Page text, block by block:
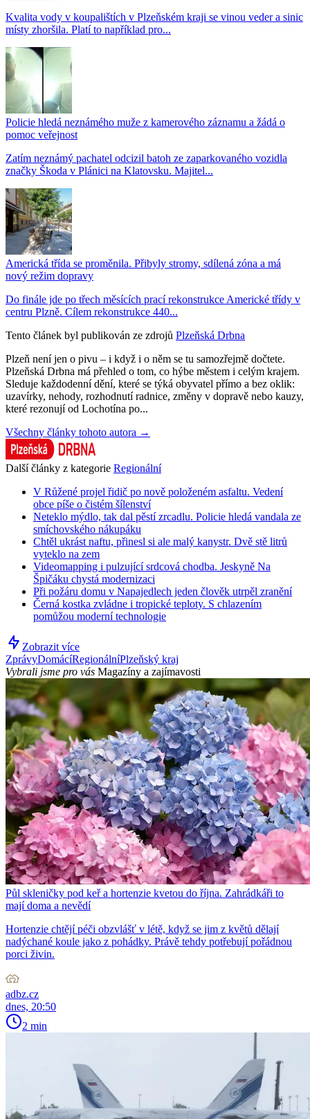
Kvalita vody v koupalištích v Plzeňském kraji se vinou veder a sinic
místy zhoršila. Platí to například pro...
Policie hledá neznámého muže z kamerového záznamu a žádá o
pomoc veřejnost
Zatím neznámý pachatel odcizil batoh ze zaparkovaného vozidla
značky Škoda v Plánici na Klatovsku. Majitel...
Americká třída se proměnila. Přibyly stromy, sdílená zóna a má
nový režim dopravy
Do finále jde po třech měsících prací rekonstrukce Americké třídy v
centru Plzně. Cílem rekonstrukce 440...
Tento článek byl publikován ze zdrojů Plzeňská Drbna
Plzeň není jen o pivu – i když i o něm se tu samozřejmě dočtete.
Plzeňská Drbna má přehled o tom, co hýbe městem i celým krajem.
Sleduje každodenní dění, které se týká obyvatel přímo a bez oklik:
uzavírky, nehody, rozhodnutí radnice, změny v dopravě nebo kauzy,
které rezonují od Lochotína po...
Všechny články tohoto autora →
Další články z kategorie Regionální
V Růžené projel řidič po nově položeném asfaltu. Vedení
obce píše o čistém šílenství
Neteklo mýdlo, tak dal pěstí zrcadlu. Policie hledá vandala ze
smíchovského nákupáku
Chtěl ukrást naftu, přinesl si ale malý kanystr. Dvě stě litrů
vyteklo na zem
Videomapping i pulzující srdcová chodba. Jeskyně Na
Špičáku chystá modernizaci
Při požáru domu v Napajedlech jeden člověk utrpěl zranění
Černá kostka zvládne i tropické teploty. S chlazením
pomůžou moderní technologie
Zobrazit více
ZprávyDomácíRegionálníPlzeňský kraj
Vybrali jsme pro vás Magazíny a zajímavosti
Půl skleničky pod keř a hortenzie kvetou do října. Zahrádkáři to
mají doma a nevědí
Hortenzie chtějí péči obzvlášť v létě, když se jim z květů dělají
nadýchané koule jako z pohádky. Právě tehdy potřebují pořádnou
porci živin.
adbz.cz
dnes, 20:50
2 min